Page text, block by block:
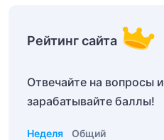
Рейтинг сайта
Отвечайте на вопросы и
зарабатывайте баллы!
Неделя Общий